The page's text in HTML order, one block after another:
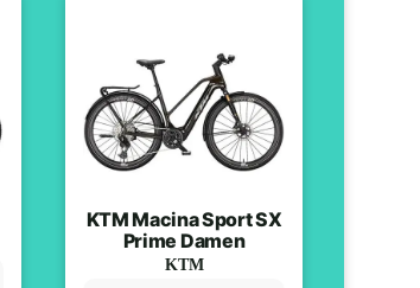
KTM Macina Sport SX
Prime Damen
KTM